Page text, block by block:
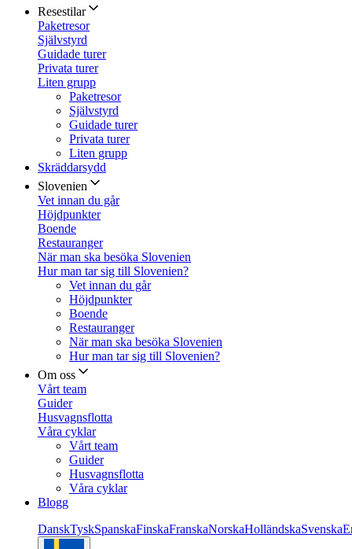
Resestilar
Paketresor
Självstyrd
Guidade turer
Privata turer
Liten grupp
Paketresor
Självstyrd
Guidade turer
Privata turer
Liten grupp
Skräddarsydd
Slovenien
Vet innan du går
Höjdpunkter
Boende
Restauranger
När man ska besöka Slovenien
Hur man tar sig till Slovenien?
Vet innan du går
Höjdpunkter
Boende
Restauranger
När man ska besöka Slovenien
Hur man tar sig till Slovenien?
Om oss
Vårt team
Guider
Husvagnsflotta
Våra cyklar
Vårt team
Guider
Husvagnsflotta
Våra cyklar
Blogg
DanskTyskSpanskaFinskaFranskaNorskaHolländskaSvenska